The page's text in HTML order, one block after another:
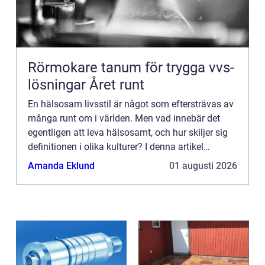
Rörmokare tanum för trygga vvs-
lösningar Året runt
En hälsosam livsstil är något som eftersträvas av
många runt om i världen. Men vad innebär det
egentligen att leva hälsosamt, och hur skiljer sig
definitionen i olika kulturer? I denna artikel
kommer vi att u...
Amanda Eklund 01 augusti 2026